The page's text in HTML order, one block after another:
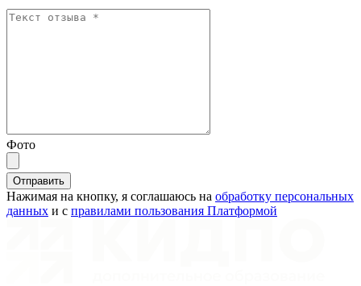
Фото
Отправить
Нажимая на кнопку, я соглашаюсь на обработку персональных
данных и с правилами пользования Платформой